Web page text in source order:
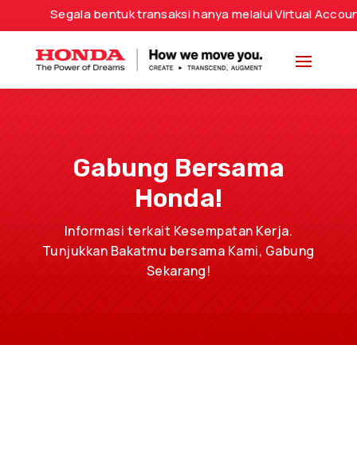
Segala bentuk transaksi hanya melalui Virtual
Gabung Bersama
Honda!
Informasi terkait Kesempatan Kerja.
Tunjukkan Bakatmu bersama Kami, Gabung
Sekarang!